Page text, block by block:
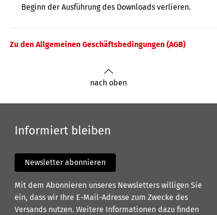
Beginn der Ausführung des Downloads verlieren.
Zu den Allgemeinen Geschäftsbedingungen (AGB)
nach oben
Informiert bleiben
Newsletter abonnieren
Mit dem Abonnieren unseres Newsletters willigen Sie
ein, dass wir Ihre E-Mail-Adresse zum Zwecke des
Versands nutzen. Weitere Informationen dazu finden